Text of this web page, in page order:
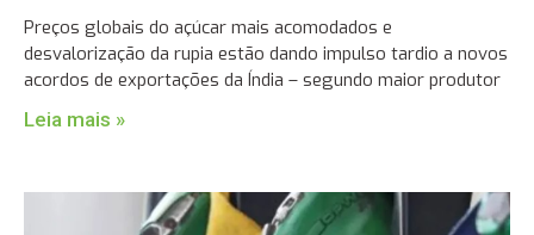
Preços globais do açúcar mais acomodados e
desvalorização da rupia estão dando impulso tardio a novos
acordos de exportações da Índia – segundo maior produtor
Leia mais »